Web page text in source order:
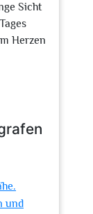
Sicht
Herzen
und